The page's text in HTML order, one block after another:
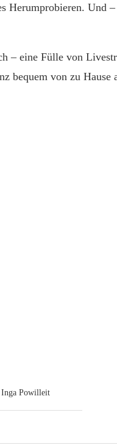
Herumprobieren. Und
– eine Fülle von
bequem von zu Hause
Powilleit